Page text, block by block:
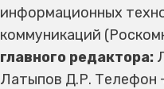
информационных
коммуникаций
главного редактора:
Латыпов Д.Р. Телефон